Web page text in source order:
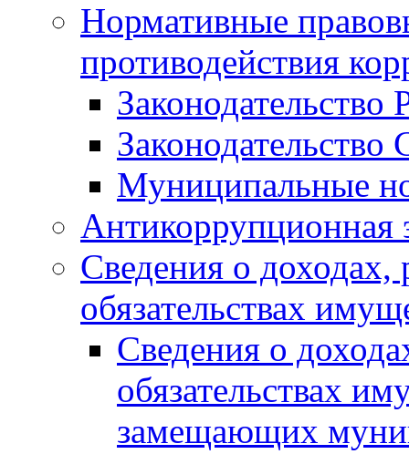
Нормативные
противодействия
Законодательство
Муниципальные
Антикоррупционная
Сведения о доходах,
обязательствах
Сведения о
обязательствах
замещающих